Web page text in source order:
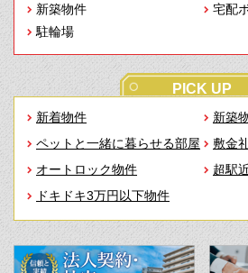
新築物件
宅配
駐輪場
PICK UP
新着物件
新築
ペットと一緒に暮らせる部屋
敷金
オートロック物件
超駅
ドキドキ3万円以下物件